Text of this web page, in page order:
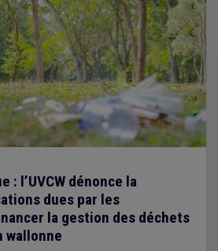
: l’UVCW dénonce la
dues par les
la gestion des déchets
wallonne